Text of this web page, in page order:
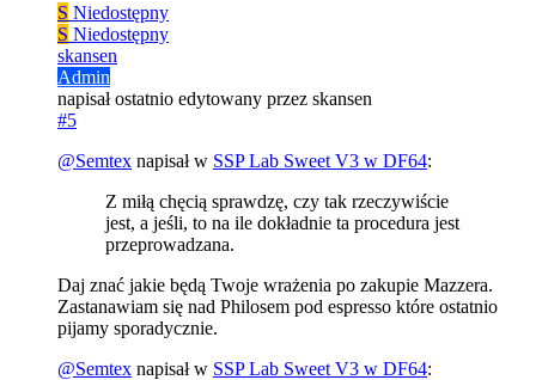
S Niedostępny
S Niedostępny
skansen
Admin
napisałostatnio edytowany przez skansen
#5
@Semtex napisał w SSP Lab Sweet V3 w DF64:
Z miłą chęcią sprawdzę, czy tak rzeczywiście
jest, a jeśli, to na ile dokładnie ta procedura jest
przeprowadzana.
Daj znać jakie będą Twoje wrażenia po zakupie Mazzera.
Zastanawiam się nad Philosem pod espresso które ostatnio
pijamy sporadycznie.
@Semtex napisał w SSP Lab Sweet V3 w DF64: